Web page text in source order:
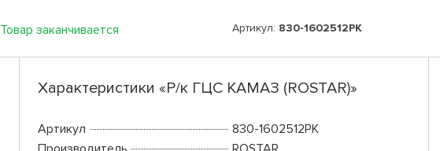
Товар заканчивается Артикул: 830-1602512РК
Характеристики «Р/к ГЦС КАМАЗ (ROSTAR)»
Артикул
830-1602512РК